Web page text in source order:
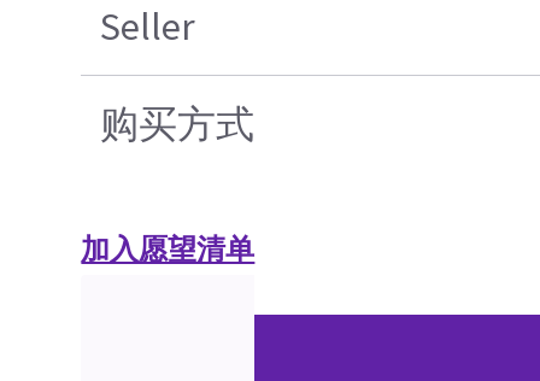
Seller
购买方式
加入愿望清单